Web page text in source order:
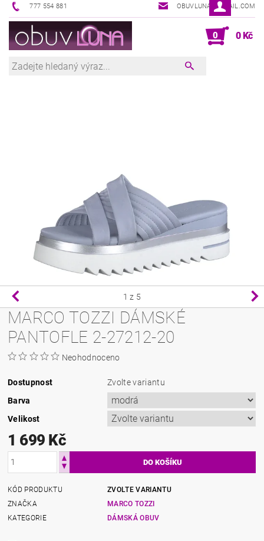
777 554 881 OBUVLUNA@GMAIL.COM
0 0 Kč
1 z 5
MARCO TOZZI DÁMSKÉ
PANTOFLE 2-27212-20
Neohodnoceno
Dostupnost
Zvolte variantu
Barva
Velikost
1 699 Kč
KÓD PRODUKTU
ZVOLTE VARIANTU
ZNAČKA
MARCO TOZZI
KATEGORIE
DÁMSKÁ OBUV